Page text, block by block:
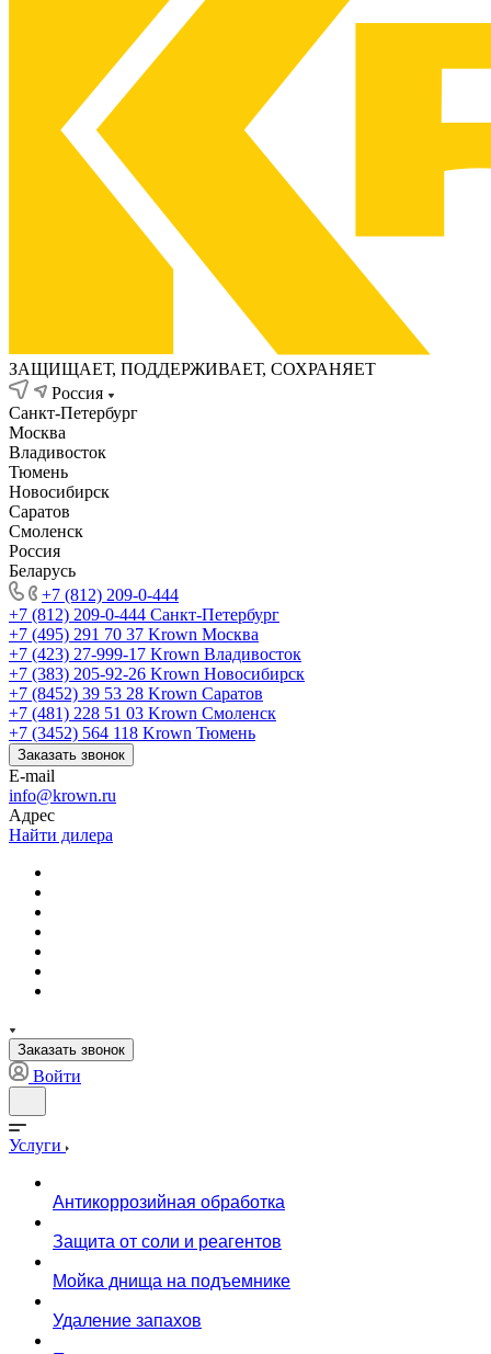
ЗАЩИЩАЕТ, ПОДДЕРЖИВАЕТ, СОХРАНЯЕТ
Россия
Санкт-Петербург
Москва
Владивосток
Тюмень
Новосибирск
Саратов
Смоленск
Россия
Беларусь
+7 (812) 209-0-444
+7 (812) 209-0-444 Санкт-Петербург
+7 (495) 291 70 37 Krown Москва
+7 (423) 27-999-17 Krown Владивосток
+7 (383) 205-92-26 Krown Новосибирск
+7 (8452) 39 53 28 Krown Саратов
+7 (481) 228 51 03 Krown Смоленск
+7 (3452) 564 118 Krown Тюмень
Заказать звонок
E-mail
info@krown.ru
Адрес
Найти дилера
Заказать звонок
Войти
Услуги
Антикоррозийная обработка
Защита от соли и реагентов
Мойка днища на подъемнике
Удаление запахов